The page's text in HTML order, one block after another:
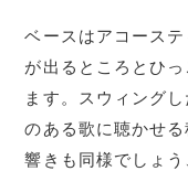
ベースはアコース
が出るところとひ
ます。スウィング
のある歌に聴かせ
響きも同様でしょ